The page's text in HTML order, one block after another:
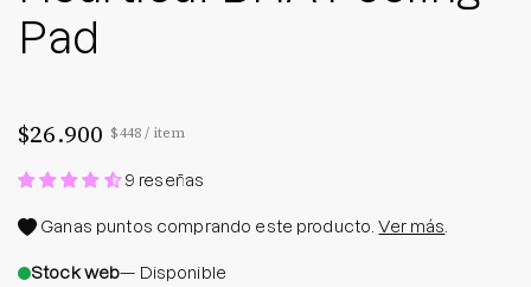
Pad
$26.900 Precio por unidad
$448 /por
item
9 reseñas
Ganas puntos comprando este producto.Ver más
Stock web— Disponible